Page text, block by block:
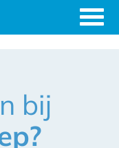
bij